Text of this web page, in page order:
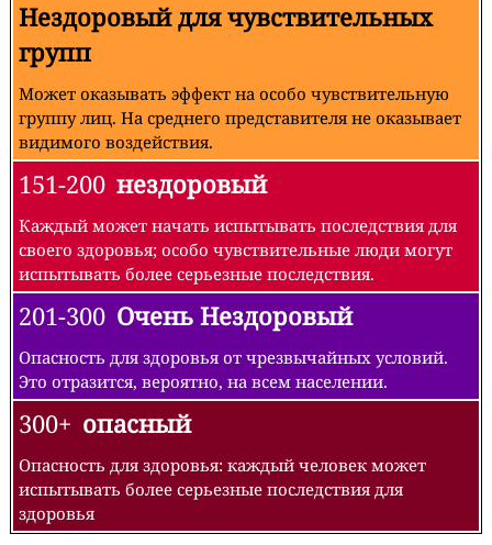
Нездоровый для чувствительных
групп
Может оказывать эффект на особо чувствительную
группу лиц. На среднего представителя не оказывает
видимого воздействия.
151-200 нездоровый
Каждый может начать испытывать последствия для
своего здоровья; особо чувствительные люди могут
испытывать более серьезные последствия.
201-300 Очень Нездоровый
Опасность для здоровья от чрезвычайных условий.
Это отразится, вероятно, на всем населении.
300+ опасный
Опасность для здоровья: каждый человек может
испытывать более серьезные последствия для
здоровья